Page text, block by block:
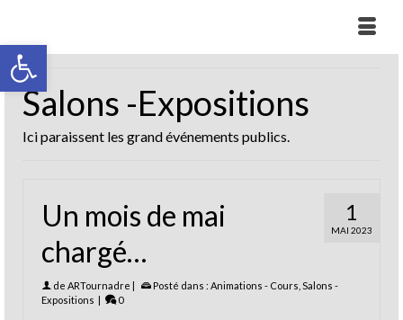
Ouvrir la barre d’outils
Salons -Expositions
Ici paraissent les grand événements publics.
1
MAI 2023
Un mois de mai
chargé…
de ARTournadre | Posté dans : Animations - Cours Salons -
Expositions | 0